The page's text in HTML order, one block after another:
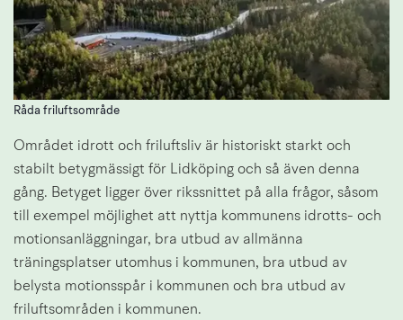
Råda friluftsområde
Området idrott och friluftsliv är historiskt starkt och
stabilt betygmässigt för Lidköping och så även denna
gång. Betyget ligger över rikssnittet på alla frågor, såsom
till exempel möjlighet att nyttja kommunens idrotts- och
motionsanläggningar, bra utbud av allmänna
träningsplatser utomhus i kommunen, bra utbud av
belysta motionsspår i kommunen och bra utbud av
friluftsområden i kommunen.